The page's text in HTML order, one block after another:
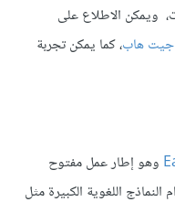
ويمكن الاطلاع على
هاب، كما يمكن تجربة
وهو إطار عمل مفتوح
اللغوية الكبيرة مثل